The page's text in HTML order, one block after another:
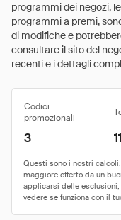
programmi dei negozi,
programmi a premi,
di modifiche e
consultare il sito del
recenti e i dettagli
Codici
promozionali
3 11